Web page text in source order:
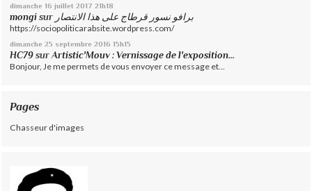
dimanche 16 juillet 2017 21h18
mongi sur برافو نسور قرطاج على هذا الانتصار
https://sociopoliticarabsite.wordpress.com/
dimanche 25 septembre 2016 15h15
HC79 surArtistic'Mouv : Vernissage de l'exposition...
Bonjour, Je me permets de vous envoyer ce message et...
Pages
Chasseur d'images